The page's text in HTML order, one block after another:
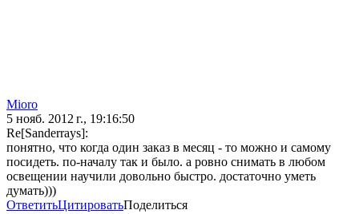
Mioro
5 нояб. 2012 г., 19:16:50
Re[Sanderrays]:
понятно, что когда один заказ в месяц - то можно и самому
посидеть. по-началу так и было. а ровно снимать в любом
освещении научили довольно быстро. достаточно уметь
думать)))
ОтветитьЦитироватьПоделиться